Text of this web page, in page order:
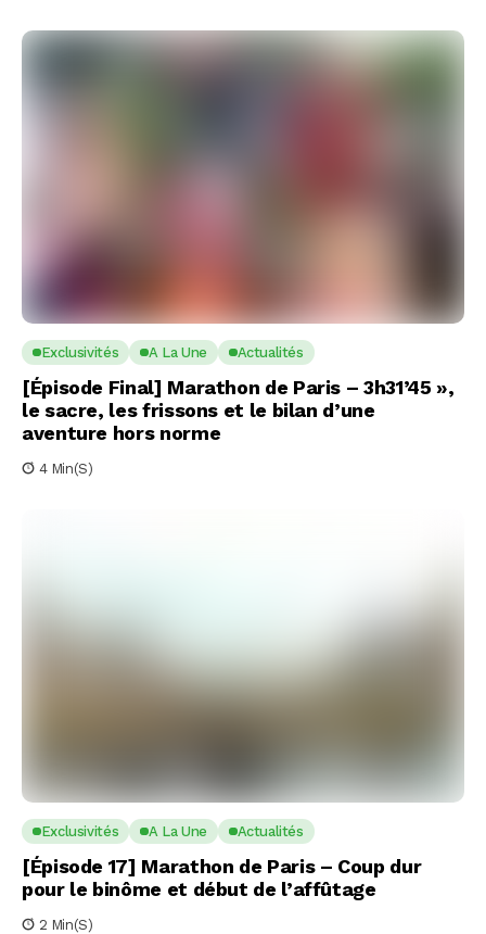
Exclusivités A La Une Actualités
[Épisode Final] Marathon de Paris – 3h31’45 »,
le sacre, les frissons et le bilan d’une
aventure hors norme
4 Min(s)
Exclusivités A La Une Actualités
[Épisode 17] Marathon de Paris – Coup dur
pour le binôme et début de l’affûtage
2 Min(s)